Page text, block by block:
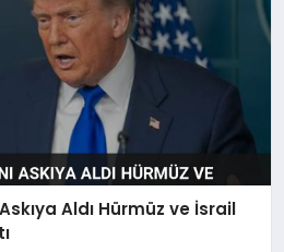
Askıya Aldı Hürmüz ve İsrail